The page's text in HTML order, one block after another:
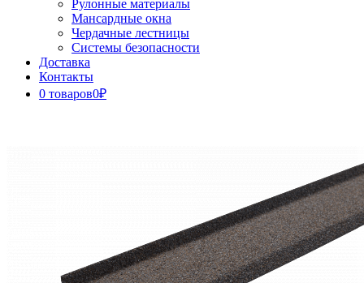
Рулонные материалы
Мансардные окна
Чердачные лестницы
Системы безопасности
Доставка
Контакты
0 товаров0₽